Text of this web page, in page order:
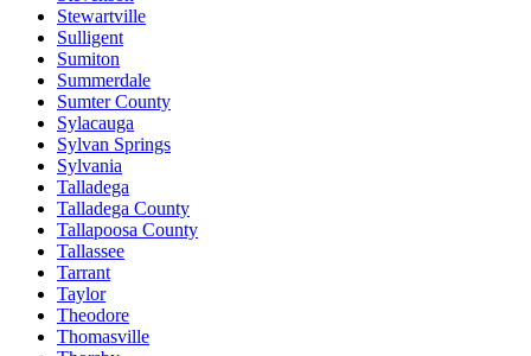
Stewartville
Sulligent
Sumiton
Summerdale
Sumter County
Sylacauga
Sylvan Springs
Sylvania
Talladega
Talladega County
Tallapoosa County
Tallassee
Tarrant
Taylor
Theodore
Thomasville